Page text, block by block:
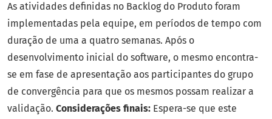
As atividades definidas no Backlog do Produto foram
implementadas pela equipe, em períodos de tempo com
duração de uma a quatro semanas. Após o
desenvolvimento inicial do software, o mesmo encontra-
se em fase de apresentação aos participantes do grupo
de convergência para que os mesmos possam realizar a
validação. Considerações finais: Espera-se que este